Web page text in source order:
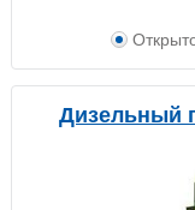
Дизельный